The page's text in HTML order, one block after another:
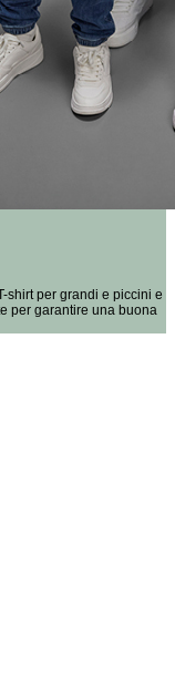
shirt per grandi e piccini e
per garantire una buona